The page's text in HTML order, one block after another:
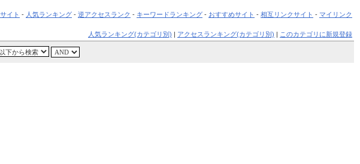
イト - 人気ランキング - 逆アクセスランク - キーワードランキング - おすすめサイト - 相互リンクサイト - マイリンク
人気ランキング(カテゴリ別) | アクセスランキング(カテゴリ別) | このカテゴリに新規登録